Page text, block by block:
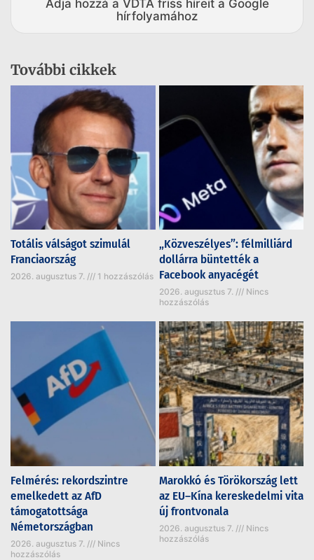
Adja hozzá a VDTA friss híreit a Google
hírfolyamához
További cikkek
Totális válságot szimulál
Franciaország
2026. augusztus 7. 1 hozzászólás
„Közveszélyes”: félmilliárd
dollárra büntették a
Facebook anyacégét
2026. augusztus 7.
Nincs
hozzászólás
Felmérés: rekordszintre
emelkedett az AfD
támogatottsága
Németországban
2026. augusztus 7.
Nincs
hozzászólás
Marokkó és Törökország lett
az EU–Kína kereskedelmi vita
új frontvonala
2026. augusztus 7.
Nincs
hozzászólás